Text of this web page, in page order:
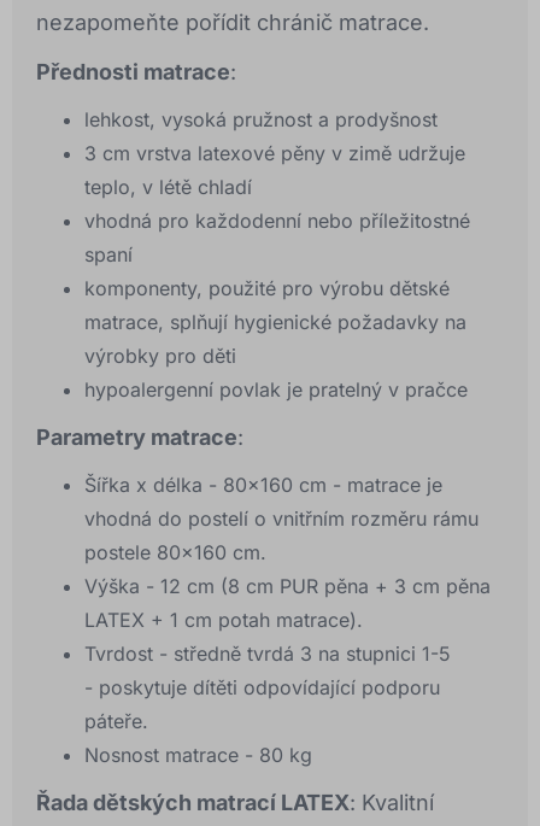
nezapomeňte pořídit chránič matrace.
Přednosti matrace:
lehkost, vysoká pružnost a prodyšnost
3 cm vrstva latexové pěny v zimě udržuje
teplo, v létě chladí
vhodná pro každodenní nebo příležitostné
spaní
komponenty, použité pro výrobu dětské
matrace, splňují hygienické požadavky na
výrobky pro děti
hypoalergenní povlak je pratelný v pračce
Parametry matrace:
Šířka x délka - 80x160 cm - matrace je
vhodná do postelí o vnitřním rozměru rámu
postele 80x160 cm.
Výška - 12 cm (8 cm PUR pěna + 3 cm pěna
LATEX + 1 cm potah matrace).
Tvrdost - středně tvrdá 3 na stupnici 1-5
- poskytuje dítěti odpovídající podporu
páteře.
Nosnost matrace - 80 kg
Řada dětských matrací LATEX: Kvalitní